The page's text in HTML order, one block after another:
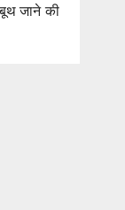
जाने की